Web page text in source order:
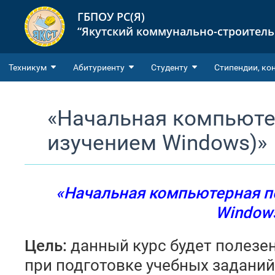
ГБПОУ РС(Я)
“Якутский коммунально-
Техникум Абитуриенту Студенту Cтипендии,
«Начальная
изучением Windows)»
«Начальная компьютерная
Цель: данный курс будет
при подготовке учебных